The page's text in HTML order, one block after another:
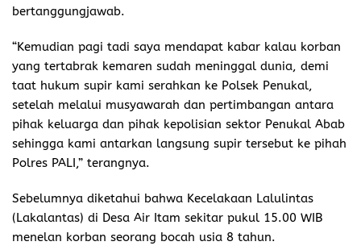
bertanggungjawab.
“Kemudian pagi tadi saya mendapat kabar kalau korban
yang tertabrak kemaren sudah meninggal dunia, demi
taat hukum supir kami serahkan ke Polsek Penukal,
setelah melalui musyawarah dan pertimbangan antara
pihak keluarga dan pihak kepolisian sektor Penukal Abab
sehingga kami antarkan langsung supir tersebut ke pihah
Polres PALI,” terangnya.
Sebelumnya diketahui bahwa Kecelakaan Lalulintas
(Lakalantas) di Desa Air Itam sekitar pukul 15.00 WIB
menelan korban seorang bocah usia 8 tahun.